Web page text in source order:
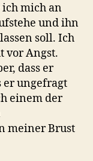
mich an
und ihn
soll. Ich
vor Angst.
dass er
er ungefragt
einem der
meiner Brust